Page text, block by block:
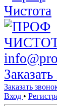
Заказать
Вход •